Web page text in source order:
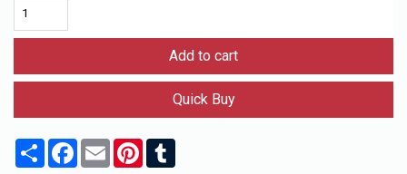
Add to cart
Quick Buy
Share Facebook
Email Pinterest